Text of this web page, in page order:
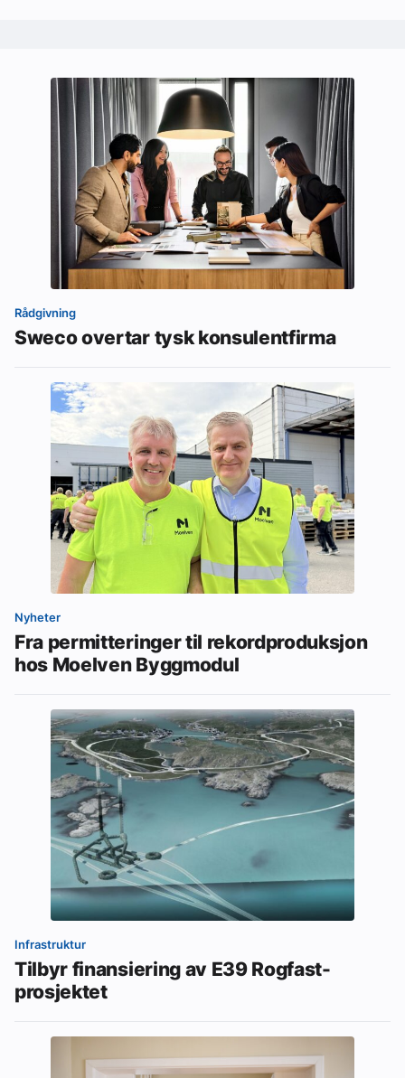
Rådgivning
Sweco overtar tysk konsulentfirma
Nyheter
Fra permitteringer til rekordproduksjon
hos Moelven Byggmodul
Infrastruktur
Tilbyr finansiering av E39 Rogfast-
prosjektet